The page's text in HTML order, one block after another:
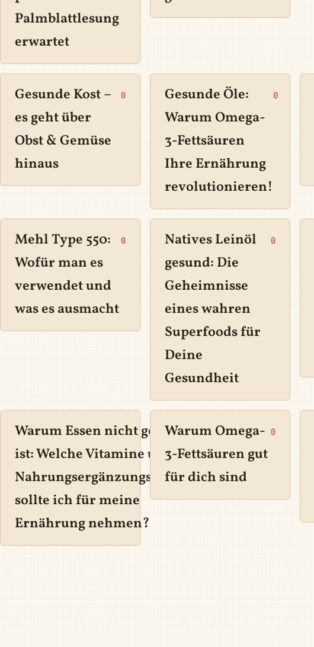
Palmblattlesung
erwartet
Gesunde Kost –
es geht über
Obst & Gemüse
hinaus
0
Gesunde Öle:
Warum Omega-
3-Fettsäuren
Ihre Ernährung
revolutionieren!
0
Mehl Type 550:
Wofür man es
verwendet und
was es ausmacht
0
Natives Leinöl
gesund: Die
Geheimnisse
eines wahren
Superfoods für
Deine
Gesundheit
0
Warum Essen nicht genug
ist: Welche Vitamine und
Nahrungsergänzungsmittel
sollte ich für meine
Ernährung nehmen?
0
Warum Omega-
3-Fettsäuren gut
für dich sind
0